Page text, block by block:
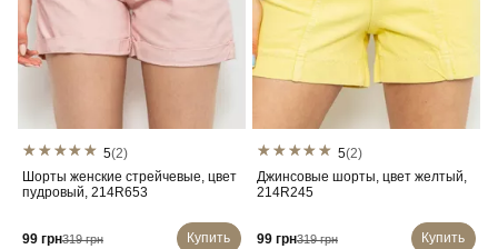
5(2)
Шорты женские стрейчевые, цвет
пудровый, 214R653
99 грн319 грн Купить
5(2)
Джинсовые шорты, цвет желтый,
214R245
99 грн319 грн Купить